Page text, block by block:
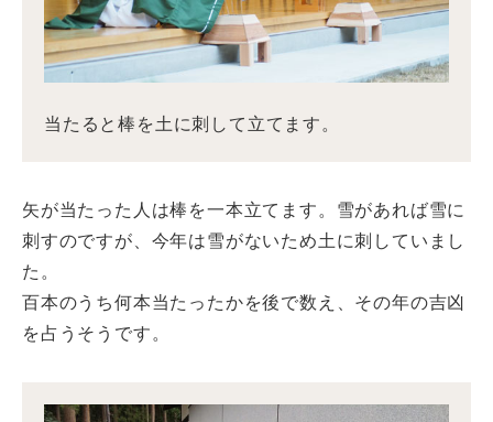
当たると棒を土に刺して立てます。
矢が当たった人は棒を一本立てます。雪があれば雪に
刺すのですが、今年は雪がないため土に刺していまし
た。
百本のうち何本当たったかを後で数え、その年の吉凶
を占うそうです。